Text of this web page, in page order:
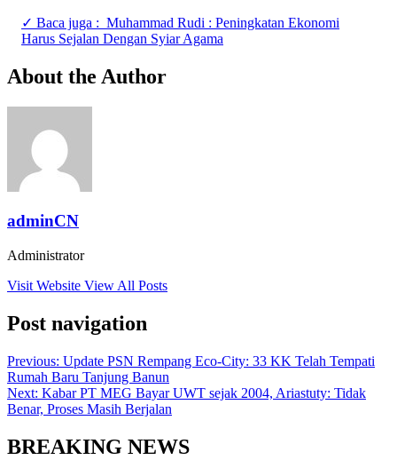
✓ Baca juga : Muhammad Rudi : Peningkatan Ekonomi
Harus Sejalan Dengan Syiar Agama
About the Author
adminCN
Administrator
Visit Website View All Posts
Post navigation
Previous: Update PSN Rempang Eco-City: 33 KK Telah Tempati
Rumah Baru Tanjung Banun
Next: Kabar PT MEG Bayar UWT sejak 2004, Ariastuty: Tidak
Benar, Proses Masih Berjalan
BREAKING NEWS